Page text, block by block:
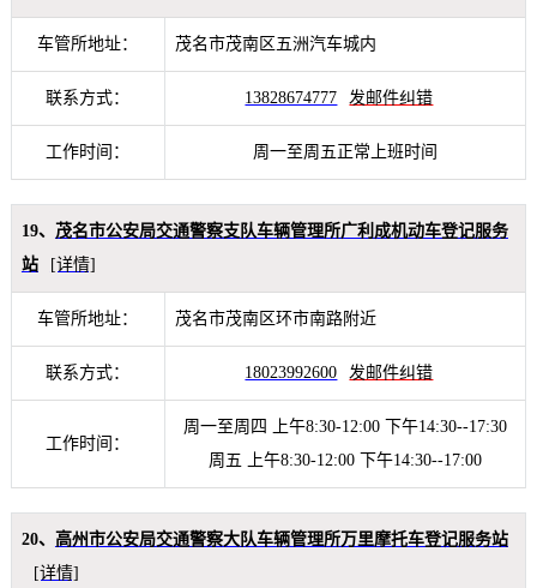
车管所地址： 茂名市茂南区五洲汽车城内
联系方式： 13828674777 发邮件纠错
工作时间： 周一至周五正常上班时间
19、 茂名市公安局交通警察支队车辆管理所广利成机动车登记服务
站
[详情]
车管所地址： 茂名市茂南区环市南路附近
联系方式： 18023992600 发邮件纠错
工作时间：
周一至周四 上午8:30-12:00 下午14:30--17:30
周五 上午8:30-12:00 下午14:30--17:00
20、 高州市公安局交通警察大队车辆管理所万里摩托车登记服务站
[详情]